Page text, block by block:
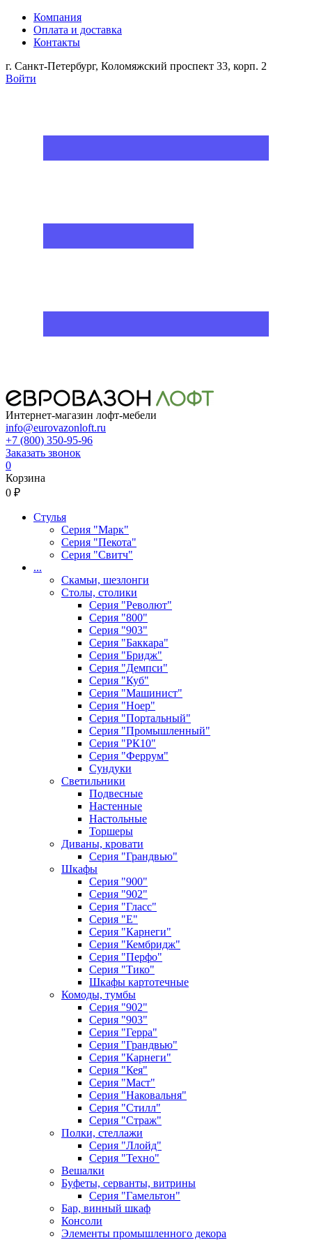
Компания
Оплата и доставка
Контакты
г. Санкт-Петербург, Коломяжский проспект 33, корп. 2
Войти
Интернет-магазин лофт-мебели
info@eurovazonloft.ru
+7 (800) 350-95-96
Заказать звонок
0
Корзина
0 ₽
Стулья
Серия "Марк"
Серия "Пекота"
Серия "Свитч"
...
Скамьи, шезлонги
Столы, столики
Серия "Револют"
Серия "800"
Серия "903"
Серия "Баккара"
Серия "Бридж"
Серия "Демпси"
Серия "Куб"
Серия "Машинист"
Серия "Ноер"
Серия "Портальный"
Серия "Промышленный"
Серия "РК10"
Серия "Феррум"
Сундуки
Светильники
Подвесные
Настенные
Настольные
Торшеры
Диваны, кровати
Серия "Грандвью"
Шкафы
Серия "900"
Серия "902"
Серия "Гласс"
Серия "Е"
Серия "Карнеги"
Серия "Кембридж"
Серия "Перфо"
Серия "Тико"
Шкафы картотечные
Комоды, тумбы
Серия "902"
Серия "903"
Серия "Герра"
Серия "Грандвью"
Серия "Карнеги"
Серия "Кея"
Серия "Маст"
Серия "Наковальня"
Серия "Стилл"
Серия "Страж"
Полки, стеллажи
Серия "Ллойд"
Серия "Техно"
Вешалки
Буфеты, серванты, витрины
Серия "Гамельтон"
Бар, винный шкаф
Консоли
Элементы промышленного декора